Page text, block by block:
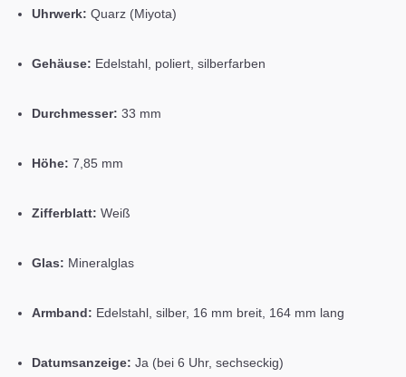
Uhrwerk: Quarz (Miyota)
Gehäuse: Edelstahl, poliert, silberfarben
Durchmesser: 33 mm
Höhe: 7,85 mm
Zifferblatt: Weiß
Glas: Mineralglas
Armband: Edelstahl, silber, 16 mm breit, 164 mm lang
Datumsanzeige: Ja (bei 6 Uhr, sechseckig)